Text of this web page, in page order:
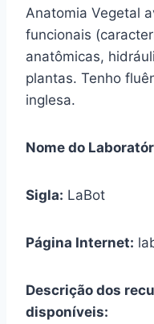
Anatomia Vegetal
funcionais
anatômicas,
plantas. Tenho
inglesa.
Nome do
Sigla: LaBot
Página Internet:
Descrição dos
disponíveis: